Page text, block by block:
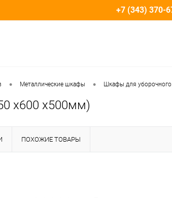
+7 (343) 370-
• Металлические шкафы • Шкафы для уборочного
х600 х500мм)
ПОХОЖИЕ ТОВАРЫ